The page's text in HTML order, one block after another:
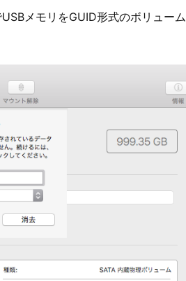
メモリをGUID形式のボリューム